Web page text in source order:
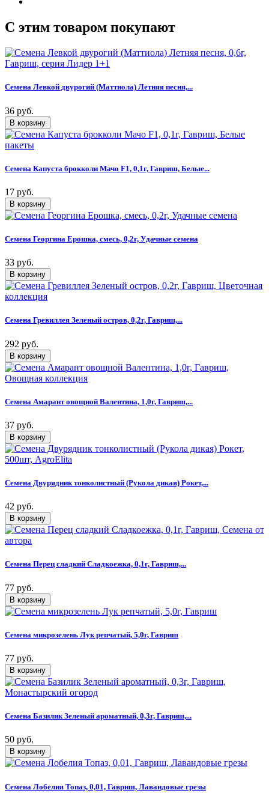
C этим товаром покупают
Семена Левкой двурогий (Маттиола) Летняя песня,...
36 руб.
Семена Капуста брокколи Мачо F1, 0,1г, Гавриш, Белые...
17 руб.
Семена Георгина Ерошка, смесь, 0,2г, Удачные семена
33 руб.
Семена Гревиллея Зеленый остров, 0,2г, Гавриш,...
292 руб.
Семена Амарант овощной Валентина, 1,0г, Гавриш,...
37 руб.
Семена Двурядник тонколистный (Рукола дикая) Рокет,...
42 руб.
Семена Перец сладкий Сладкоежка, 0,1г, Гавриш,...
77 руб.
Семена микрозелень Лук репчатый, 5,0г, Гавриш
77 руб.
Семена Базилик Зеленый ароматный, 0,3г, Гавриш,...
50 руб.
Семена Лобелия Топаз, 0,01, Гавриш, Лавандовые грезы